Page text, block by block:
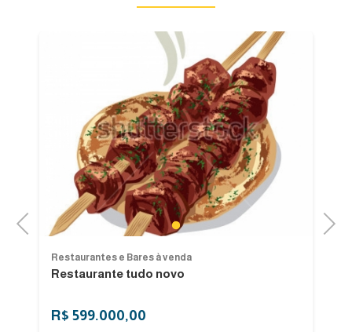
Previous 1
Restaurantes e Bares à venda
Restaurante tudo novo
R$ 599.000,00
Next